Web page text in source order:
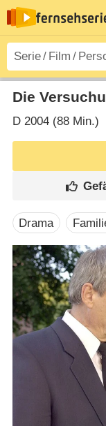
Die
D2004 (88 Min.)
Drama